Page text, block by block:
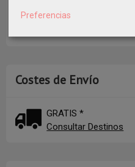
Costes de Envío
GRATIS *
Consultar Destinos
Preferencias